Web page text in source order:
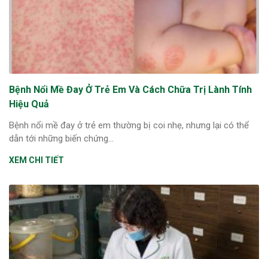
Bệnh Nổi Mề Đay Ở Trẻ Em Và Cách Chữa Trị Lành Tính
Hiệu Quả
Bệnh nổi mề đay ở trẻ em thường bị coi nhẹ, nhưng lại có thể
dẫn tới những biến chứng...
XEM CHI TIẾT